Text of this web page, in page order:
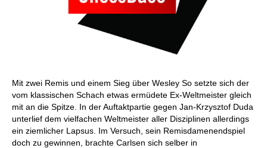
Mit zwei Remis und einem Sieg über Wesley So setzte sich der
vom klassischen Schach etwas ermüdete Ex-Weltmeister gleich
mit an die Spitze. In der Auftaktpartie gegen Jan-Krzysztof Duda
unterlief dem vielfachen Weltmeister aller Disziplinen allerdings
ein ziemlicher Lapsus. Im Versuch, sein Remisdamenendspiel
doch zu gewinnen, brachte Carlsen sich selber in